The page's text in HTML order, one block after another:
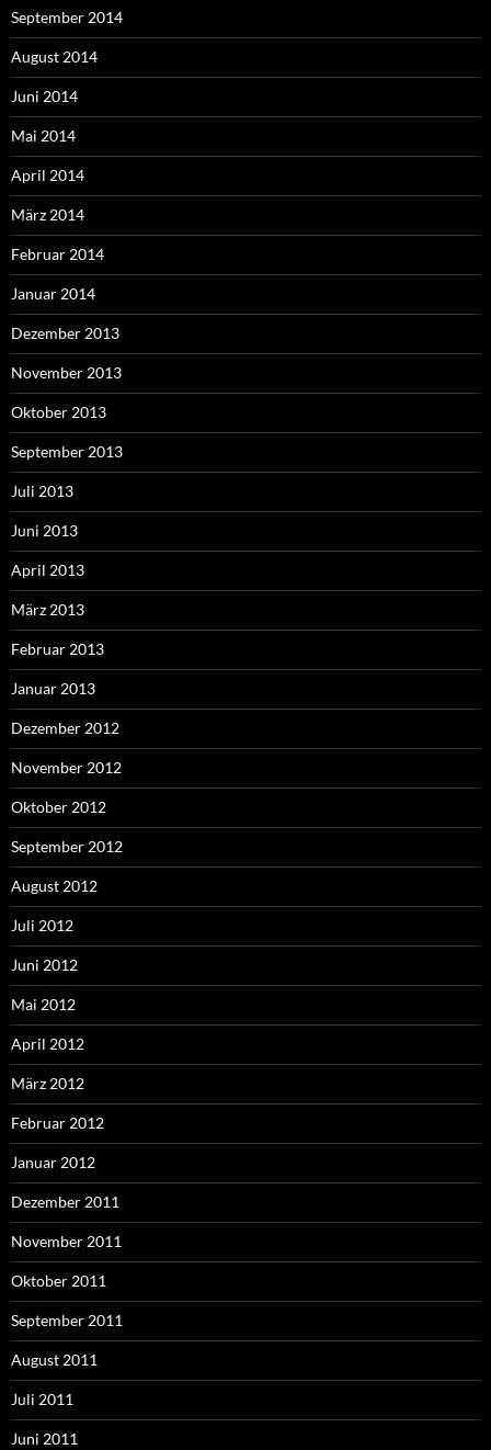
September 2014
August 2014
Juni 2014
Mai 2014
April 2014
März 2014
Februar 2014
Januar 2014
Dezember 2013
November 2013
Oktober 2013
September 2013
Juli 2013
Juni 2013
April 2013
März 2013
Februar 2013
Januar 2013
Dezember 2012
November 2012
Oktober 2012
September 2012
August 2012
Juli 2012
Juni 2012
Mai 2012
April 2012
März 2012
Februar 2012
Januar 2012
Dezember 2011
November 2011
Oktober 2011
September 2011
August 2011
Juli 2011
Juni 2011